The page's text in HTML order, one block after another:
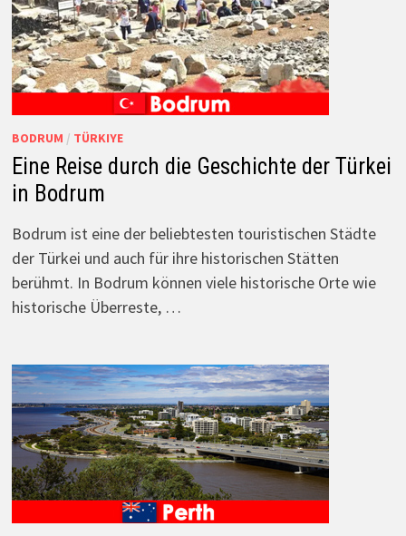
BODRUM / TÜRKIYE
Eine Reise durch die Geschichte der Türkei
in Bodrum
Bodrum ist eine der beliebtesten touristischen Städte
der Türkei und auch für ihre historischen Stätten
berühmt. In Bodrum können viele historische Orte wie
historische Überreste, …